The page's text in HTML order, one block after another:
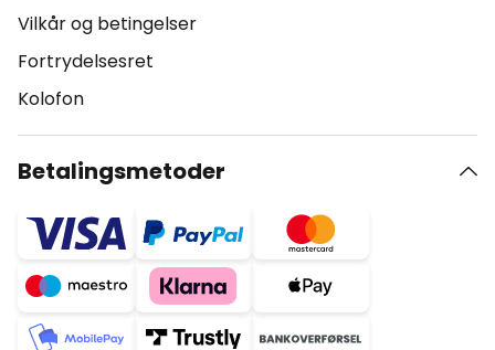
Vilkår og betingelser
Fortrydelsesret
Kolofon
Betalingsmetoder